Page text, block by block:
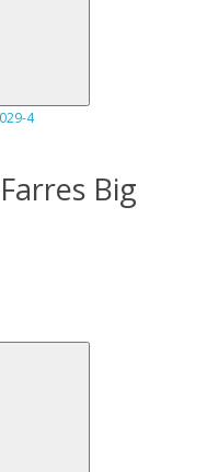
Big